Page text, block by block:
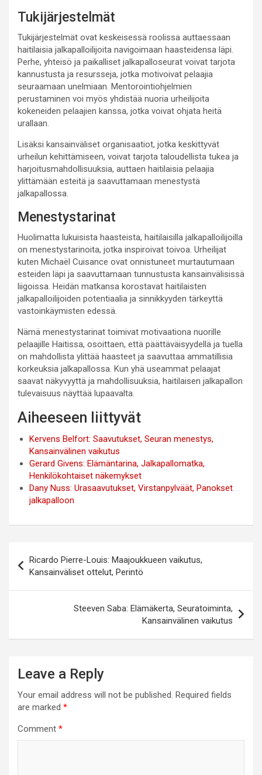
Tukijärjestelmät
Tukijärjestelmät ovat keskeisessä roolissa auttaessaan
haitilaisia jalkapalloilijoita navigoimaan haasteidensa läpi.
Perhe, yhteisö ja paikalliset jalkapalloseurat voivat tarjota
kannustusta ja resursseja, jotka motivoivat pelaajia
seuraamaan unelmiaan. Mentorointiohjelmien
perustaminen voi myös yhdistää nuoria urheilijoita
kokeneiden pelaajien kanssa, jotka voivat ohjata heitä
urallaan.
Lisäksi kansainväliset organisaatiot, jotka keskittyvät
urheilun kehittämiseen, voivat tarjota taloudellista tukea ja
harjoitusmahdollisuuksia, auttaen haitilaisia pelaajia
ylittämään esteitä ja saavuttamaan menestystä
jalkapallossa.
Menestystarinat
Huolimatta lukuisista haasteista, haitilaisilla jalkapalloilijoilla
on menestystarinoita, jotka inspiroivat toivoa. Urheilijat
kuten Michaël Cuisance ovat onnistuneet murtautumaan
esteiden läpi ja saavuttamaan tunnustusta kansainvälisissä
liigoissa. Heidän matkansa korostavat haitilaisten
jalkapalloilijoiden potentiaalia ja sinnikkyyden tärkeyttä
vastoinkäymisten edessä.
Nämä menestystarinat toimivat motivaationa nuorille
pelaajille Haitissa, osoittaen, että päättäväisyydellä ja tuella
on mahdollista ylittää haasteet ja saavuttaa ammatillisia
korkeuksia jalkapallossa. Kun yhä useammat pelaajat
saavat näkyvyyttä ja mahdollisuuksia, haitilaisen jalkapallon
tulevaisuus näyttää lupaavalta.
Aiheeseen liittyvät
Kervens Belfort: Saavutukset, Seuran menestys,
Kansainvälinen vaikutus
Gerard Givens: Elämäntarina, Jalkapallomatka,
Henkilökohtaiset näkemykset
Dany Nuss: Urasaavutukset, Virstanpylväät, Panokset
jalkapalloon
navigation
Ricardo Pierre-Louis: Maajoukkueen vaikutus,
Kansainväliset ottelut, Perintö
Steeven Saba: Elämäkerta, Seuratoiminta,
Kansainvälinen vaikutus
Leave a Reply
Your email address will not be published. Required fields
are marked *
Comment *